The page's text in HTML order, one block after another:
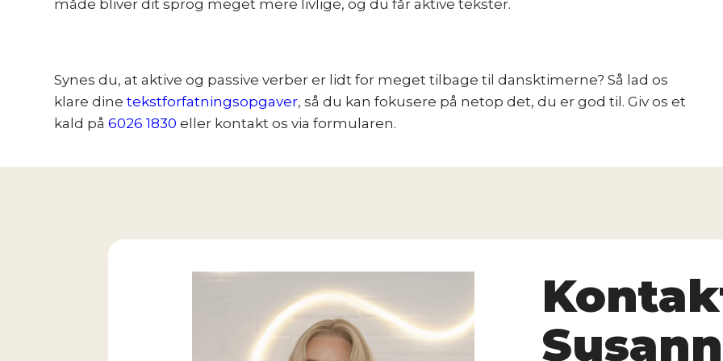
måde bliver dit sprog meget mere livlige, og du får aktive tekster.
Synes du, at aktive og passive verber er lidt for meget tilbage til dansktimerne? Så lad os
klare dinetekstforfatningsopgaver, så du kan fokusere på netop det, du er god til. Giv os et
kald på6026 1830 eller kontakt os via formularen.